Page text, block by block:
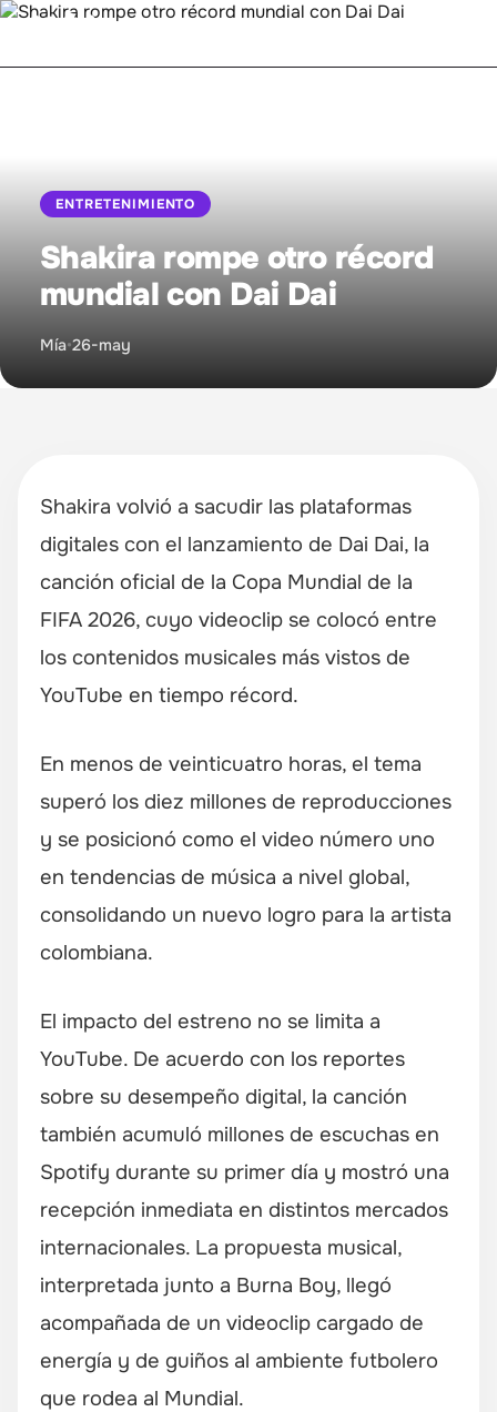
Entretenimiento
Mujer Empoderada
Proyecto MIA
ENTRETENIMIENTO
Shakira rompe otro récord
mundial con Dai Dai
Mía•26-may
Shakira volvió a sacudir las plataformas
digitales con el lanzamiento de Dai Dai, la
canción oficial de la Copa Mundial de la
FIFA 2026, cuyo videoclip se colocó entre
los contenidos musicales más vistos de
YouTube en tiempo récord.
En menos de veinticuatro horas, el tema
superó los diez millones de reproducciones
y se posicionó como el video número uno
en tendencias de música a nivel global,
consolidando un nuevo logro para la artista
colombiana.
El impacto del estreno no se limita a
YouTube. De acuerdo con los reportes
sobre su desempeño digital, la canción
también acumuló millones de escuchas en
Spotify durante su primer día y mostró una
recepción inmediata en distintos mercados
internacionales. La propuesta musical,
interpretada junto a Burna Boy, llegó
acompañada de un videoclip cargado de
energía y de guiños al ambiente futbolero
que rodea al Mundial.